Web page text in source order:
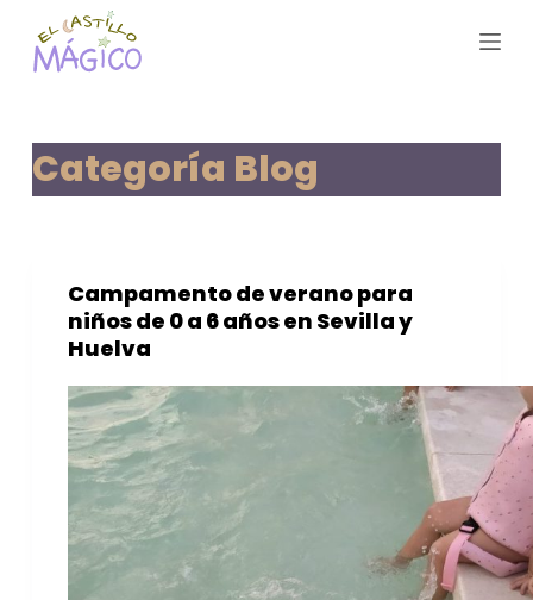
a
aCategoría Blog
Campamento de verano para
niños de 0 a 6 años en Sevilla y
Huelva